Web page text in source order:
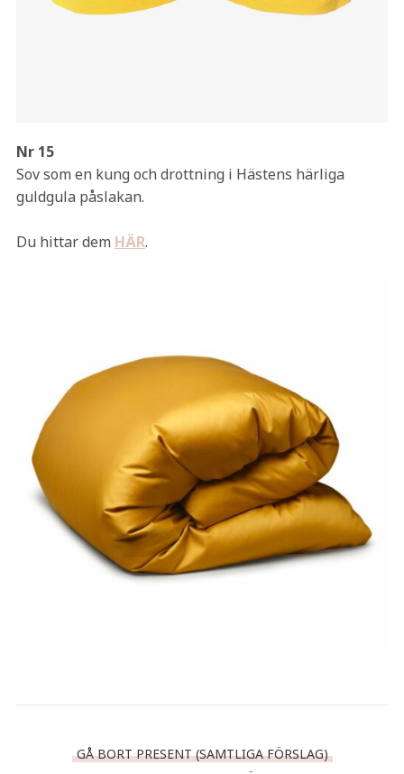
Nr 15
Sov som en kung och drottning i Hästens härliga
guldgula påslakan.
Du hittar dem HÄR.
GÅ BORT PRESENT (SAMTLIGA FÖRSLAG)